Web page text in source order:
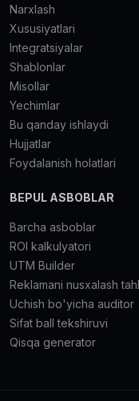
Narxlash
Xususiyatlari
Integratsiyalar
Shablonlar
Misollar
Yechimlar
Bu qanday ishlaydi
Hujjatlar
Foydalanish holatlari
BEPUL ASBOBLAR
Barcha asboblar
ROI kalkulyatori
UTM Builder
Reklamani nusxalash
Uchish bo'yicha auditor
Sifat ball tekshiruvi
Qisqa generator